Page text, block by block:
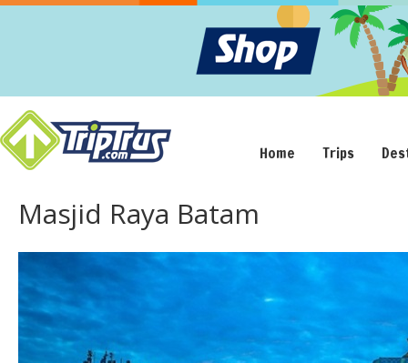
Home Trips
Masjid Raya Batam